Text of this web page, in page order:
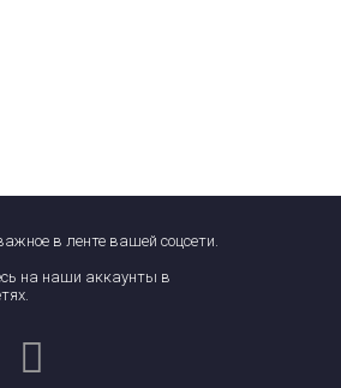
в ленте вашей соцсети.
на наши аккаунты в